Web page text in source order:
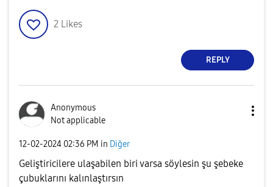
2 Likes
REPLY
Anonymous
Not applicable
‎12-02-2024 02:36 PM in Diğer
Geliştiricilere ulaşabilen biri varsa söylesin şu şebeke
çubuklarını kalınlaştırsın